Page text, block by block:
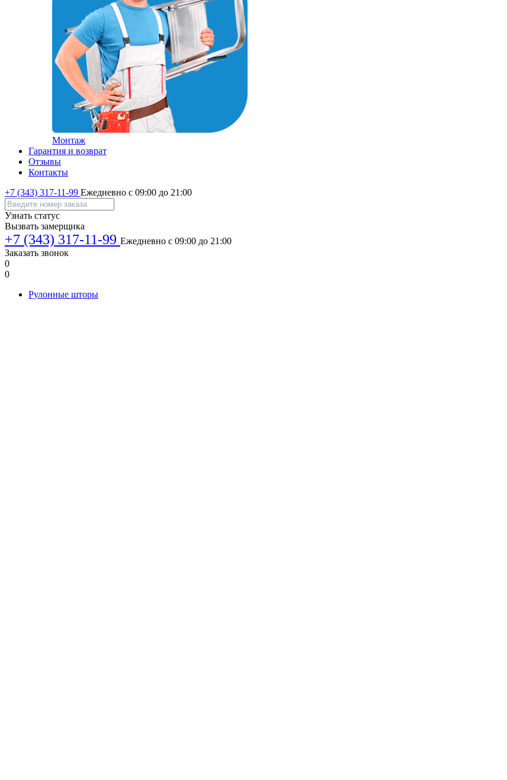
Монтаж
Гарантия и возврат
Отзывы
Контакты
+7 (343) 317-11-99 Ежедневно с 09:00 до 21:00
Узнать статус
Вызвать замерщика
+7 (343) 317-11-99 Ежедневно с 09:00 до 21:00
Заказать звонок
0
0
Рулонные шторы